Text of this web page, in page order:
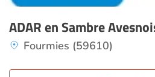
ADAR en Sambre
Fourmies (59610)